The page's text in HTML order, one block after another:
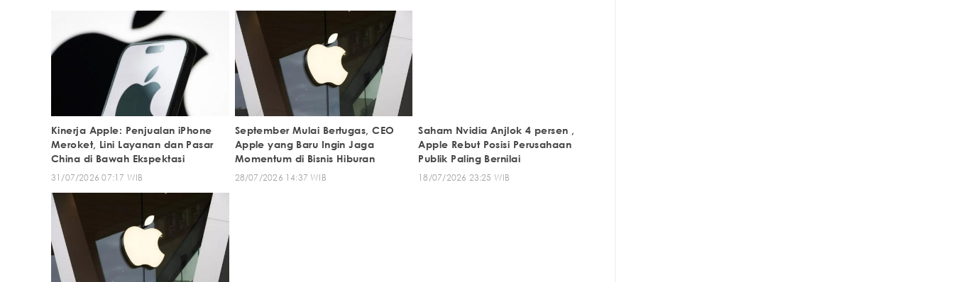
Kinerja Apple: Penjualan iPhone
Meroket, Lini Layanan dan Pasar
China di Bawah Ekspektasi
31/07/2026 07:17 WIB
September Mulai Bertugas, CEO
Apple yang Baru Ingin Jaga
Momentum di Bisnis Hiburan
28/07/2026 14:37 WIB
Saham Nvidia Anjlok 4 persen ,
Apple Rebut Posisi Perusahaan
Publik Paling Bernilai
18/07/2026 23:25 WIB